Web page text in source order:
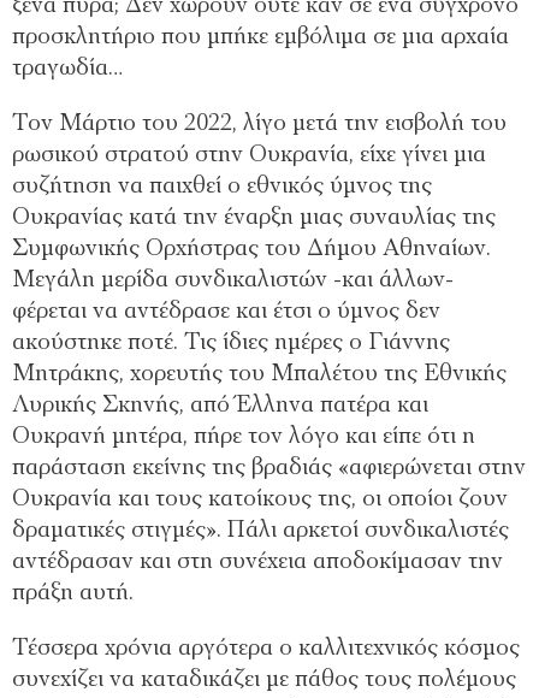
ξένα πυρά; Δεν χωρούν ούτε καν σε ένα σύγχρονο
προσκλητήριο που μπήκε εμβόλιμα σε μια αρχαία
τραγωδία…
Τον Μάρτιο του 2022, λίγο μετά την εισβολή του
ρωσικού στρατού στην Ουκρανία, είχε γίνει μια
συζήτηση να παιχθεί ο εθνικός ύμνος της
Ουκρανίας κατά την έναρξη μιας συναυλίας της
Συμφωνικής Ορχήστρας του Δήμου Αθηναίων.
Μεγάλη μερίδα συνδικαλιστών -και άλλων-
φέρεται να αντέδρασε και έτσι ο ύμνος δεν
ακούστηκε ποτέ. Τις ίδιες ημέρες ο Γιάννης
Μητράκης, χορευτής του Μπαλέτου της Εθνικής
Λυρικής Σκηνής, από Έλληνα πατέρα και
Ουκρανή μητέρα, πήρε τον λόγο και είπε ότι η
παράσταση εκείνης της βραδιάς «αφιερώνεται στην
Ουκρανία και τους κατοίκους της, οι οποίοι ζουν
δραματικές στιγμές». Πάλι αρκετοί συνδικαλιστές
αντέδρασαν και στη συνέχεια αποδοκίμασαν την
πράξη αυτή.
Τέσσερα χρόνια αργότερα ο καλλιτεχνικός κόσμος
συνεχίζει να καταδικάζει με πάθος τους πολέμους